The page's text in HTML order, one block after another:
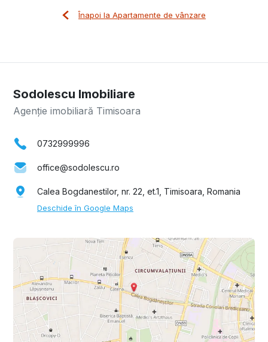
Înapoi la Apartamente de vânzare
Sodolescu Imobiliare
Agenție imobiliară Timisoara
0732999996
office@sodolescu.ro
Calea Bogdanestilor, nr. 22, et.1, Timisoara, Romania
Deschide în Google Maps